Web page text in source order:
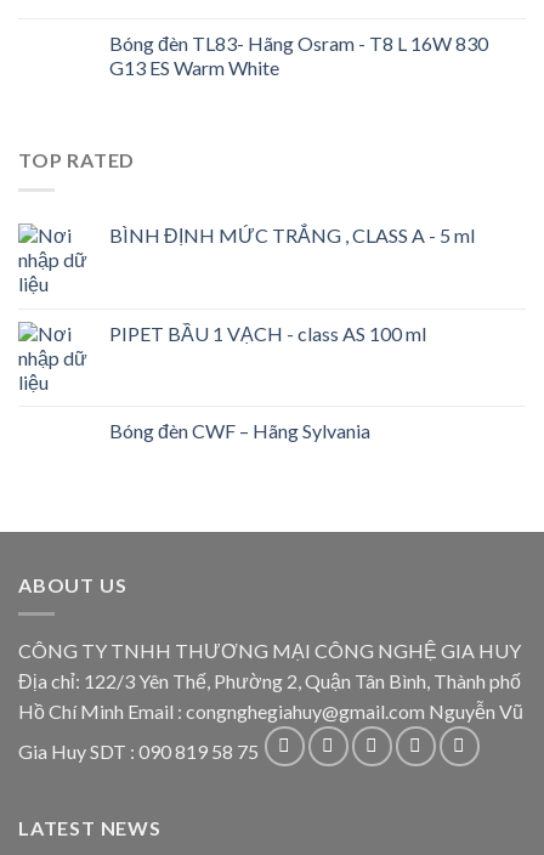
Bóng đèn TL83- Hãng Osram - T8 L 16W 830
G13 ES Warm White
TOP RATED
BÌNH ĐỊNH MỨC TRẮNG , CLASS A - 5 ml
PIPET BẦU 1 VẠCH - class AS 100 ml
Bóng đèn CWF – Hãng Sylvania
ABOUT US
CÔNG TY TNHH THƯƠNG MẠI CÔNG NGHỆ GIA HUY
Địa chỉ: 122/3 Yên Thế, Phường 2, Quận Tân Bình, Thành phố
Hồ Chí Minh Email : congnghegiahuy@gmail.com Nguyễn Vũ
Gia Huy SDT : 090 819 58 75
LATEST NEWS